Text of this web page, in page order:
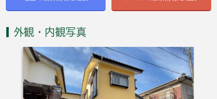
外観・内観写真